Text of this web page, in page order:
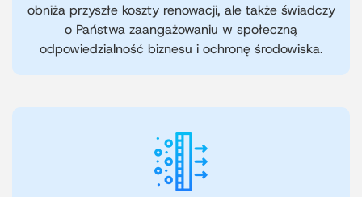
obniża przyszłe koszty renowacji, ale także świadczy
o Państwa zaangażowaniu w społeczną
odpowiedzialność biznesu i ochronę środowiska.